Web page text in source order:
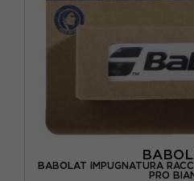
BABOLAT IMPUGNATURA
PRO